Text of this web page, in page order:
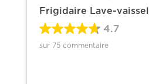
Frigidaire Lave-
4.7
sur 75 commentaire